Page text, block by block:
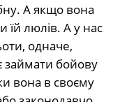
А якщо вона
їй люлів. А у нас
одначе,
займати бойову
вона в своєму